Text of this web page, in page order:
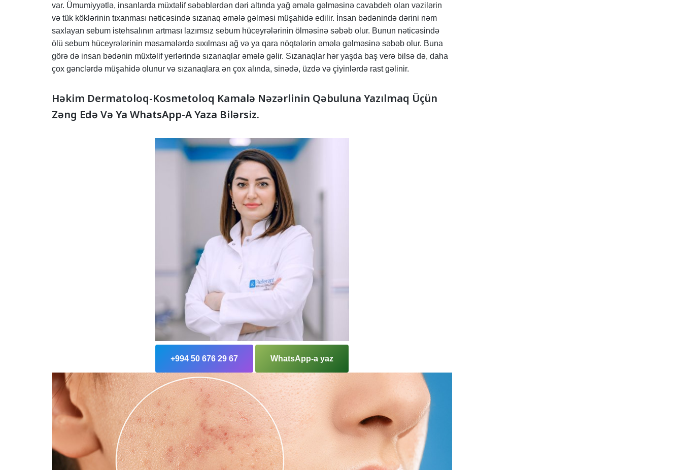
var. Ümumiyyətlə, insanlarda müxtəlif səbəblərdən dəri altında yağ əmələ gəlməsinə cavabdeh olan vəzilərin
və tük köklərinin tıxanması nəticəsində sızanaq əmələ gəlməsi müşahidə edilir. İnsan bədənində dərini nəm
saxlayan sebum istehsalının artması lazımsız sebum hüceyrələrinin ölməsinə səbəb olur. Bunun nəticəsində
ölü sebum hüceyrələrinin məsamələrdə sıxılması ağ və ya qara nöqtələrin əmələ gəlməsinə səbəb olur. Buna
görə də insan bədənin müxtəlif yerlərində sızanaqlar əmələ gəlir. Sızanaqlar hər yaşda baş verə bilsə də, daha
çox gənclərdə müşahidə olunur və sızanaqlara ən çox alında, sinədə, üzdə və çiyinlərdə rast gəlinir.
Həkim Dermatoloq-Kosmetoloq Kamalə Nəzərlinin Qəbuluna Yazılmaq Üçün
Zəng Edə Və Ya WhatsApp-A Yaza Bilərsiz.
+994 50 676 29 67 WhatsApp-a yaz